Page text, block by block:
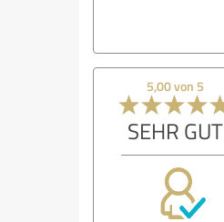
5,00 von 5
SEHR GUT